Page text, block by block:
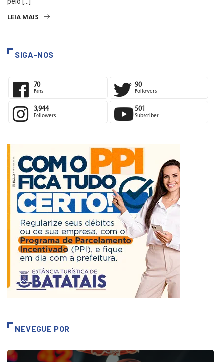
pelo […]
LEIA MAIS
SIGA-NOS
70
Fans
90
Followers
3,944
Followers
501
Subscriber
NEVEGUE POR